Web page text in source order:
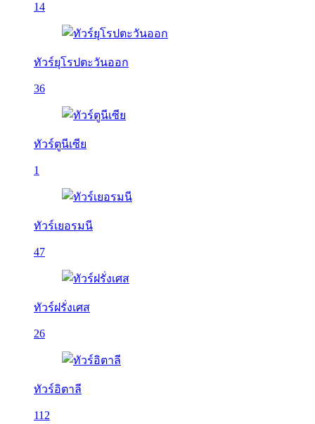
14
ทัวร์ยุโรปตะวันออก
36
ทัวร์ตูนีเซีย
1
ทัวร์เยอรมนี
47
ทัวร์ฝรั่งเศส
26
ทัวร์อิตาลี
112